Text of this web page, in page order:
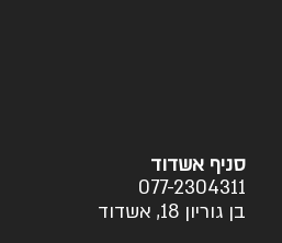
סניף אשדוד
077-2304311
בן גוריון 18, אשדוד